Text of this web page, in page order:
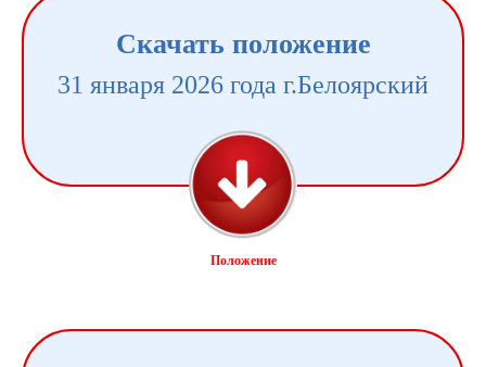
Скачать положение
31 января 2026 года г.Белоярский
Положение